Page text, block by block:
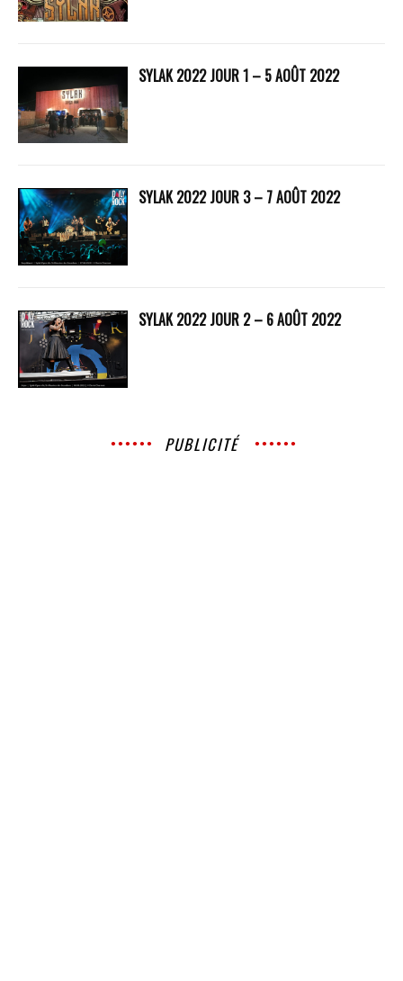
SYLAK 2022 JOUR 1 – 5 AOÛT 2022
SYLAK 2022 JOUR 3 – 7 AOÛT 2022
SYLAK 2022 JOUR 2 – 6 AOÛT 2022
PUBLICITÉ